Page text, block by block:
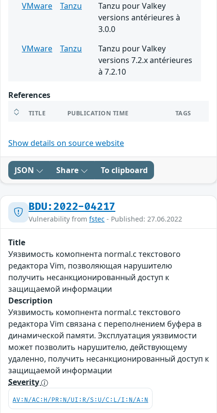
VMware
Tanzu
Tanzu pour Valkey
versions antérieures à
3.0.0
VMware
Tanzu
Tanzu pour Valkey
versions 7.2.x antérieures
à 7.2.10
References
TITLE PUBLICATION TIME TAGS
Show details on source website
JSON Share To clipboard
BDU:2022-04217
Vulnerability from fstec - Published: 27.06.2022
Title
Уязвимость комопнента normal.c текстового
редактора Vim, позволяющая нарушителю
получить несанкционированный доступ к
защищаемой информации
Description
Уязвимость комопнента normal.c текстового
редактора Vim связана с переполнением буфера в
динамической памяти. Эксплуатация уязвимости
может позволить нарушителю, действующему
удаленно, получить несанкционированный доступ к
защищаемой информации
Severity
AV:N/AC:H/PR:N/UI:R/S:U/C:L/I:N/A:N